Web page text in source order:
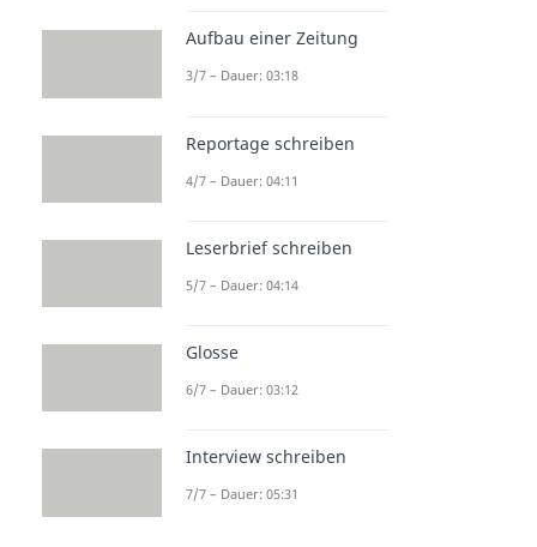
Aufbau einer Zeitung
3/7 – Dauer: 03:18
Reportage schreiben
4/7 – Dauer: 04:11
Leserbrief schreiben
5/7 – Dauer: 04:14
Glosse
6/7 – Dauer: 03:12
Interview schreiben
7/7 – Dauer: 05:31